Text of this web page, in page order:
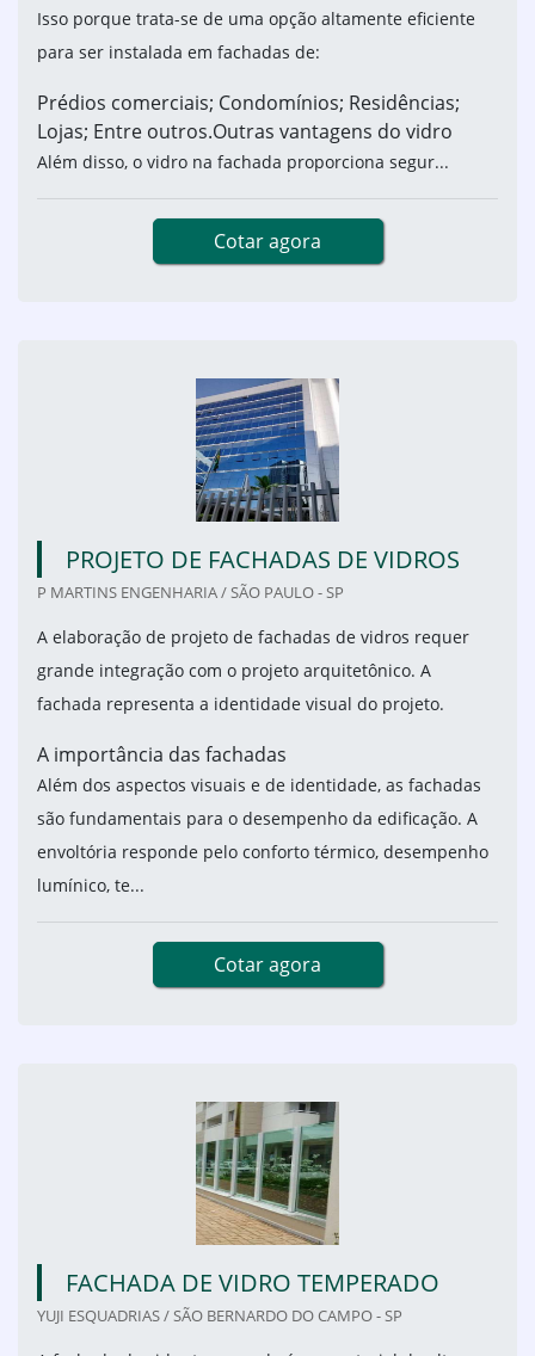
Isso porque trata-se de uma opção altamente eficiente
para ser instalada em fachadas de:
Prédios comerciais; Condomínios; Residências;
Lojas; Entre outros.Outras vantagens do vidro
Além disso, o vidro na fachada proporciona segur...
Cotar agora
PROJETO DE FACHADAS DE VIDROS
P MARTINS ENGENHARIA / SÃO PAULO - SP
A elaboração de projeto de fachadas de vidros requer
grande integração com o projeto arquitetônico. A
fachada representa a identidade visual do projeto.
A importância das fachadas
Além dos aspectos visuais e de identidade, as fachadas
são fundamentais para o desempenho da edificação. A
envoltória responde pelo conforto térmico, desempenho
lumínico, te...
Cotar agora
FACHADA DE VIDRO TEMPERADO
YUJI ESQUADRIAS / SÃO BERNARDO DO CAMPO - SP